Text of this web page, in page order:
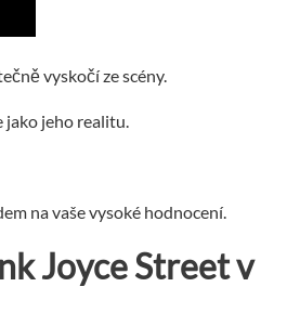
vyskočí ze scény.
jako jeho realitu.
na vaše vysoké hodnocení.
Joyce Street v